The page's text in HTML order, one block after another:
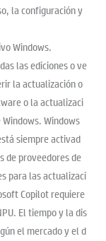
la configuración y
Windows.
las ediciones o ve
la actualización o
o la actualizaci
Windows
siempre activad
de proveedores de
para las actualizaci
Copilot requiere
El tiempo y la dis
el mercado y el d